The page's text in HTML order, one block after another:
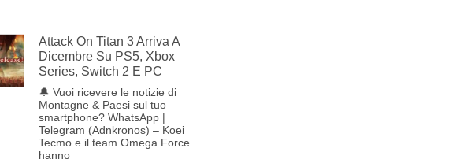
Attack On Titan 3 Arriva A
Dicembre Su PS5, Xbox
Series, Switch 2 E PC
🔔 Vuoi ricevere le notizie di
Montagne & Paesi sul tuo
smartphone? WhatsApp |
Telegram (Adnkronos) – Koei
Tecmo e il team Omega Force
hanno